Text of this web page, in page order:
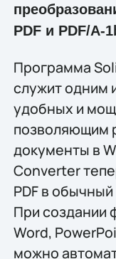
PDF и PDF/A-
Программа
служит одним
удобных и
позволяющим
документы в
Converter
PDF в
При создании
Word,
можно